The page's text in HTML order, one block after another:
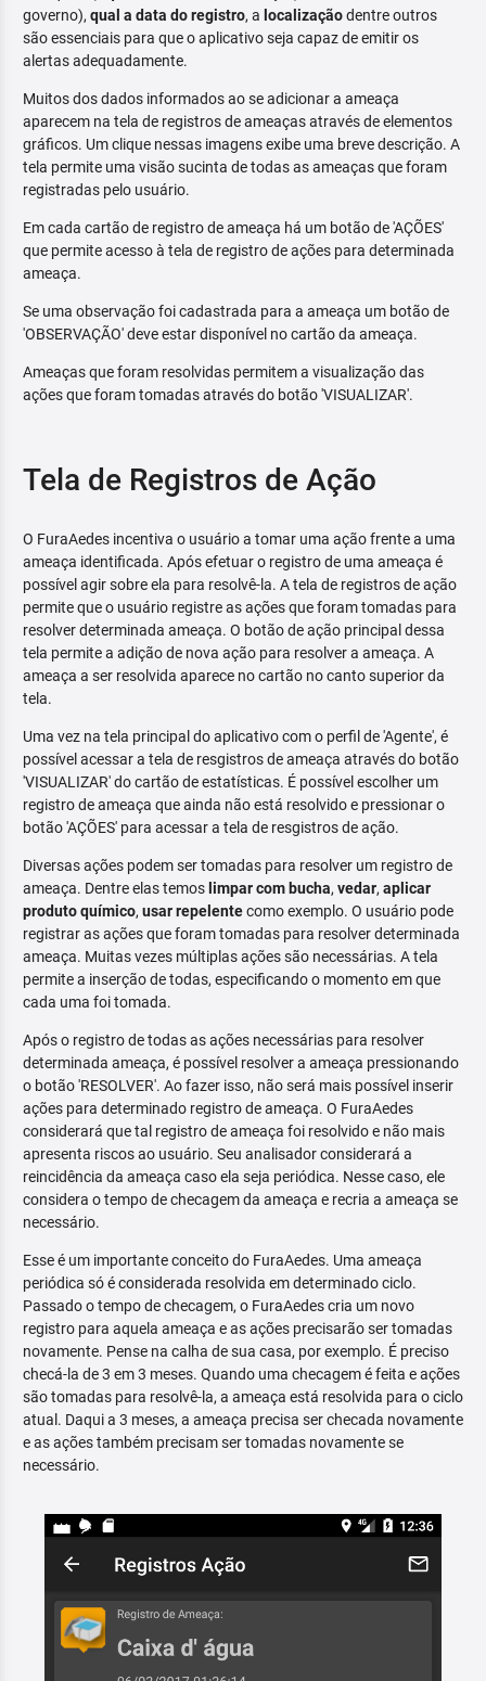
governo), qual a data do registro, a localizaçãodentre outros
são essenciais para que o aplicativo seja capaz de emitir os
alertas adequadamente.
Muitos dos dados informados ao se adicionar a ameaça
aparecem na tela de registros de ameaças através de elementos
gráficos. Um clique nessas imagens exibe uma breve descrição. A
tela permite uma visão sucinta de todas as ameaças que foram
registradas pelo usuário.
Em cada cartão de registro de ameaça há um botão de 'AÇÕES'
que permite acesso à tela de registro de ações para determinada
ameaça.
Se uma observação foi cadastrada para a ameaça um botão de
'OBSERVAÇÃO' deve estar disponível no cartão da ameaça.
Ameaças que foram resolvidas permitem a visualização das
ações que foram tomadas através do botão 'VISUALIZAR'.
Tela de Registros de Ação
O FuraAedes incentiva o usuário a tomar uma ação frente a uma
ameaça identificada. Após efetuar o registro de uma ameaça é
possível agir sobre ela para resolvê-la. A tela de registros de ação
permite que o usuário registre as ações que foram tomadas para
resolver determinada ameaça. O botão de ação principal dessa
tela permite a adição de nova ação para resolver a ameaça. A
ameaça a ser resolvida aparece no cartão no canto superior da
tela.
Uma vez na tela principal do aplicativo com o perfil de 'Agente', é
possível acessar a tela de resgistros de ameaça através do botão
'VISUALIZAR' do cartão de estatísticas. É possível escolher um
registro de ameaça que ainda não está resolvido e pressionar o
botão 'AÇÕES' para acessar a tela de resgistros de ação.
Diversas ações podem ser tomadas para resolver um registro de
ameaça. Dentre elas temos limpar com bucha, vedar, aplicar
produto químico, usar repelentecomo exemplo. O usuário pode
registrar as ações que foram tomadas para resolver determinada
ameaça. Muitas vezes múltiplas ações são necessárias. A tela
permite a inserção de todas, especificando o momento em que
cada uma foi tomada.
Após o registro de todas as ações necessárias para resolver
determinada ameaça, é possível resolver a ameaça pressionando
o botão 'RESOLVER'. Ao fazer isso, não será mais possível inserir
ações para determinado registro de ameaça. O FuraAedes
considerará que tal registro de ameaça foi resolvido e não mais
apresenta riscos ao usuário. Seu analisador considerará a
reincidência da ameaça caso ela seja periódica. Nesse caso, ele
considera o tempo de checagem da ameaça e recria a ameaça se
necessário.
Esse é um importante conceito do FuraAedes. Uma ameaça
periódica só é considerada resolvida em determinado ciclo.
Passado o tempo de checagem, o FuraAedes cria um novo
registro para aquela ameaça e as ações precisarão ser tomadas
novamente. Pense na calha de sua casa, por exemplo. É preciso
checá-la de 3 em 3 meses. Quando uma checagem é feita e ações
são tomadas para resolvê-la, a ameaça está resolvida para o ciclo
atual. Daqui a 3 meses, a ameaça precisa ser checada novamente
e as ações também precisam ser tomadas novamente se
necessário.